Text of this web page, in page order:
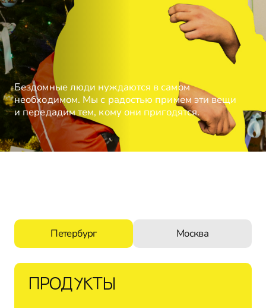
Бездомные люди нуждаются в самом
необходимом. Мы с радостью примем эти вещи
и передадим тем, кому они пригодятся.
Петербург Москва
ПРОДУКТЫ